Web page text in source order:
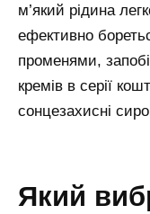
м’який рідина
ефективно
променями,
кремів в серії
сонцезахисні
який вибрати